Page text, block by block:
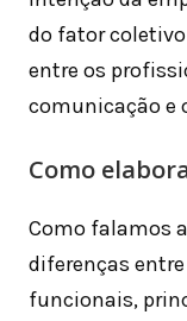
do fator
entre os
comunicação e
Como
Como falamos
diferenças
funcionais,